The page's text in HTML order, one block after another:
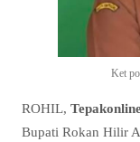
Ket
ROHIL,
Bupati Rokan Hilir